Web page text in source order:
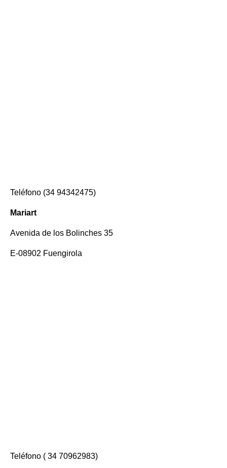
Teléfono (34 94342475)
Mariart
Avenida de los Bolinches 35
E-08902 Fuengirola
Teléfono ( 34 70962983)